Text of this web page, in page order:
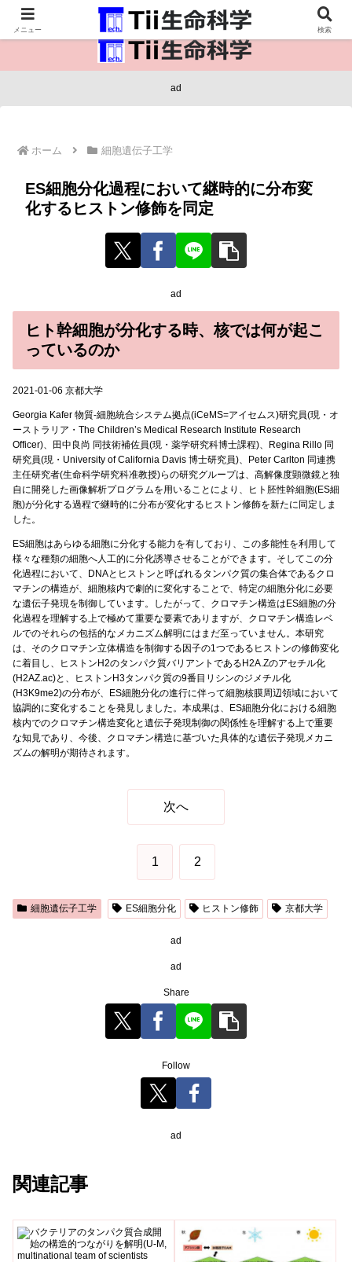
医療保健・生命・生物の情報インフラ。
ad
ホーム 細胞遺伝子工学
ES細胞分化過程において継時的に分布変
化するヒストン修飾を同定
ad
ヒト幹細胞が分化する時、核では何が起こ
っているのか
2021-01-06 京都大学
Georgia Kafer 物質-細胞統合システム拠点(iCeMS=アイセムス)研究員(現・オ
ーストラリア・The Children’s Medical Research Institute Research
Officer)、田中良尚 同技術補佐員(現・薬学研究科博士課程)、Regina Rillo 同
研究員(現・University of California Davis 博士研究員)、Peter Carlton 同連携
主任研究者(生命科学研究科准教授)らの研究グループは、高解像度顕微鏡と独
自に開発した画像解析プログラムを用いることにより、ヒト胚性幹細胞(ES細
胞)が分化する過程で継時的に分布が変化するヒストン修飾を新たに同定しま
した。
ES細胞はあらゆる細胞に分化する能力を有しており、この多能性を利用して
様々な種類の細胞へ人工的に分化誘導させることができます。そしてこの分
化過程において、DNAとヒストンと呼ばれるタンパク質の集合体であるクロ
マチンの構造が、細胞核内で劇的に変化することで、特定の細胞分化に必要
な遺伝子発現を制御しています。したがって、クロマチン構造はES細胞の分
化過程を理解する上で極めて重要な要素でありますが、クロマチン構造レベ
ルでのそれらの包括的なメカニズム解明にはまだ至っていません。本研究
は、そのクロマチン立体構造を制御する因子の1つであるヒストンの修飾変化
に着目し、ヒストンH2のタンパク質バリアントであるH2A.Zのアセチル化
(H2AZ.ac)と、ヒストンH3タンパク質の9番目リシンのジメチル化
(H3K9me2)の分布が、ES細胞分化の進行に伴って細胞核膜周辺領域において
協調的に変化することを発見しました。本成果は、ES細胞分化における細胞
核内でのクロマチン構造変化と遺伝子発現制御の関係性を理解する上で重要
な知見であり、今後、クロマチン構造に基づいた具体的な遺伝子発現メカニ
ズムの解明が期待されます。
次へ
1 2
細胞遺伝子工学 ES細胞分化 ヒストン修飾 京都大学
ad
ad
Share
Follow
ad
関連記事
メニュー 検索